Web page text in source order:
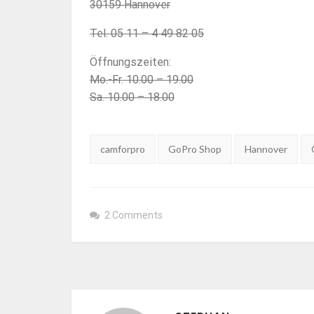
30159 Hannover
Tel. 05 11 – 4 49 82 05
Öffnungszeiten:
Mo.-Fr. 10.00 – 19.00
Sa. 10.00 – 18.00
camforpro GoPro Shop Hannover
2 Comments